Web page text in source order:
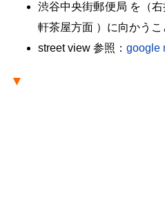
渋谷中央街郵便局 を（
軒茶屋方面 ）に向かう
street view 参照： google
▼